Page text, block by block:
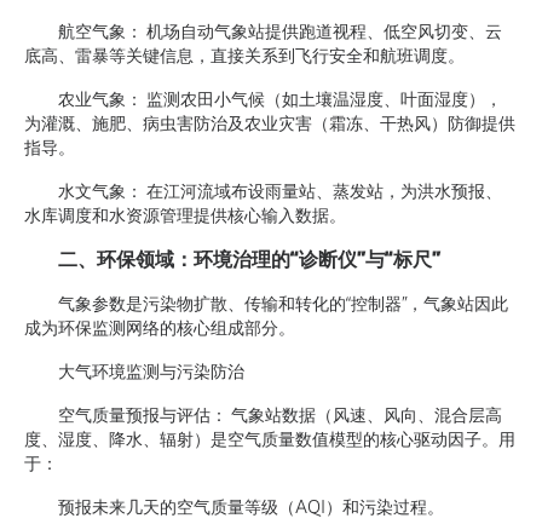
航空气象： 机场自动气象站提供跑道视程、低空风切变、云
底高、雷暴等关键信息，直接关系到飞行安全和航班调度。
农业气象： 监测农田小气候（如土壤温湿度、叶面湿度），
为灌溉、施肥、病虫害防治及农业灾害（霜冻、干热风）防御提供
指导。
水文气象： 在江河流域布设雨量站、蒸发站，为洪水预报、
水库调度和水资源管理提供核心输入数据。
二、环保领域：环境治理的“诊断仪”与“标尺”
气象参数是污染物扩散、传输和转化的“控制器”，气象站因此
成为环保监测网络的核心组成部分。
大气环境监测与污染防治
空气质量预报与评估： 气象站数据（风速、风向、混合层高
度、湿度、降水、辐射）是空气质量数值模型的核心驱动因子。用
于：
预报未来几天的空气质量等级（AQI）和污染过程。